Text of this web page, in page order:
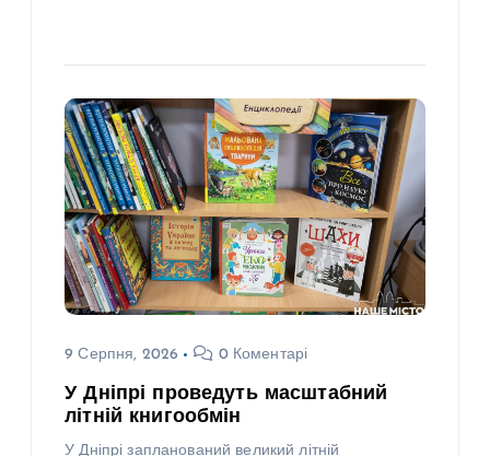
9 Серпня, 2026 0 Коментарі
У Дніпрі проведуть масштабний
літній книгообмін
У Дніпрі запланований великий літній